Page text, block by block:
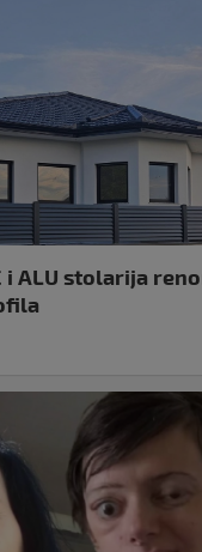
i ALU stolarija